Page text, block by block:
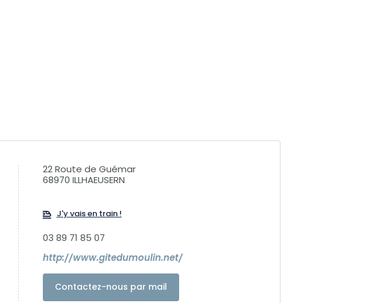
22 Route de Guémar
68970 ILLHAEUSERN
J'y vais en train !
03 89 71 85 07
http://www.gitedumoulin.net/
Contactez-nous par mail